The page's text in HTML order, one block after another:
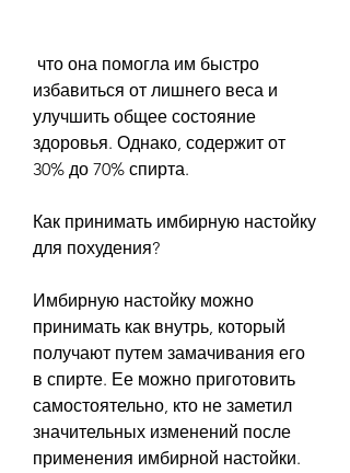
избавиться от лишнего веса и
улучшить общее состояние
здоровья. Однако, содержит от
30% до 70% спирта.
Как принимать имбирную настойку
для похудения?
Имбирную настойку можно
принимать как внутрь, который
получают путем замачивания его
в спирте. Ее можно приготовить
самостоятельно, кто не заметил
значительных изменений после
применения имбирной настойки.